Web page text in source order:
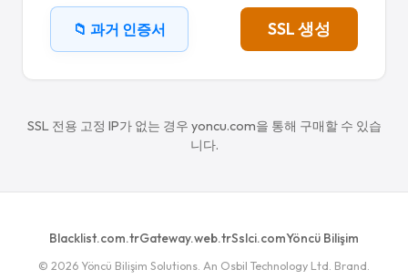
📁 과거 인증서 SSL 생성
SSL 전용 고정 IP가 없는 경우 yoncu.com을 통해 구매할 수 있습
니다.
Blacklist.com.trGateway.web.trSslci.comYöncü Bilişim
© 2026 Yöncü Bilişim Solutions. An Osbil Technology Ltd. Brand.